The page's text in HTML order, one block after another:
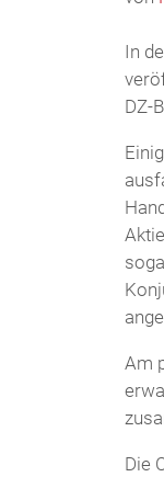
In
DZ-
Am
Die